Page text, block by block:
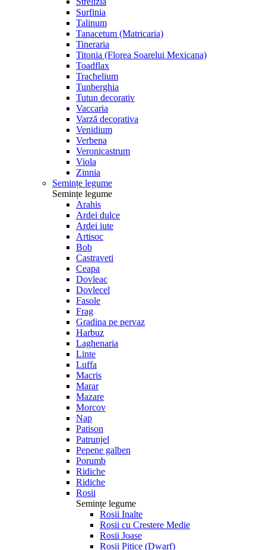
Surfinia
Talinum
Tanacetum (Matricaria)
Tineraria
Titonia (Florea Soarelui Mexicana)
Toadflax
Trachelium
Tunberghia
Tutun decorativ
Vaccaria
Varză decorativa
Venidium
Verbena
Veronicastrum
Viola
Zinnia
Semințe legume
Semințe legume
Arahis
Ardei dulce
Ardei iute
Artisoc
Bob
Castraveti
Ceapa
Dovleac
Dovlecel
Fasole
Frag
Gradina pe pervaz
Harbuz
Laghenaria
Linte
Luffa
Macris
Marar
Mazare
Morcov
Nap
Patison
Patrunjel
Pepene galben
Porumb
Ridiche
Ridiche
Rosii
Semințe legume
Rosii Inalte
Rosii cu Crestere Medie
Rosii Joase
Rosii Pitice (Dwarf)